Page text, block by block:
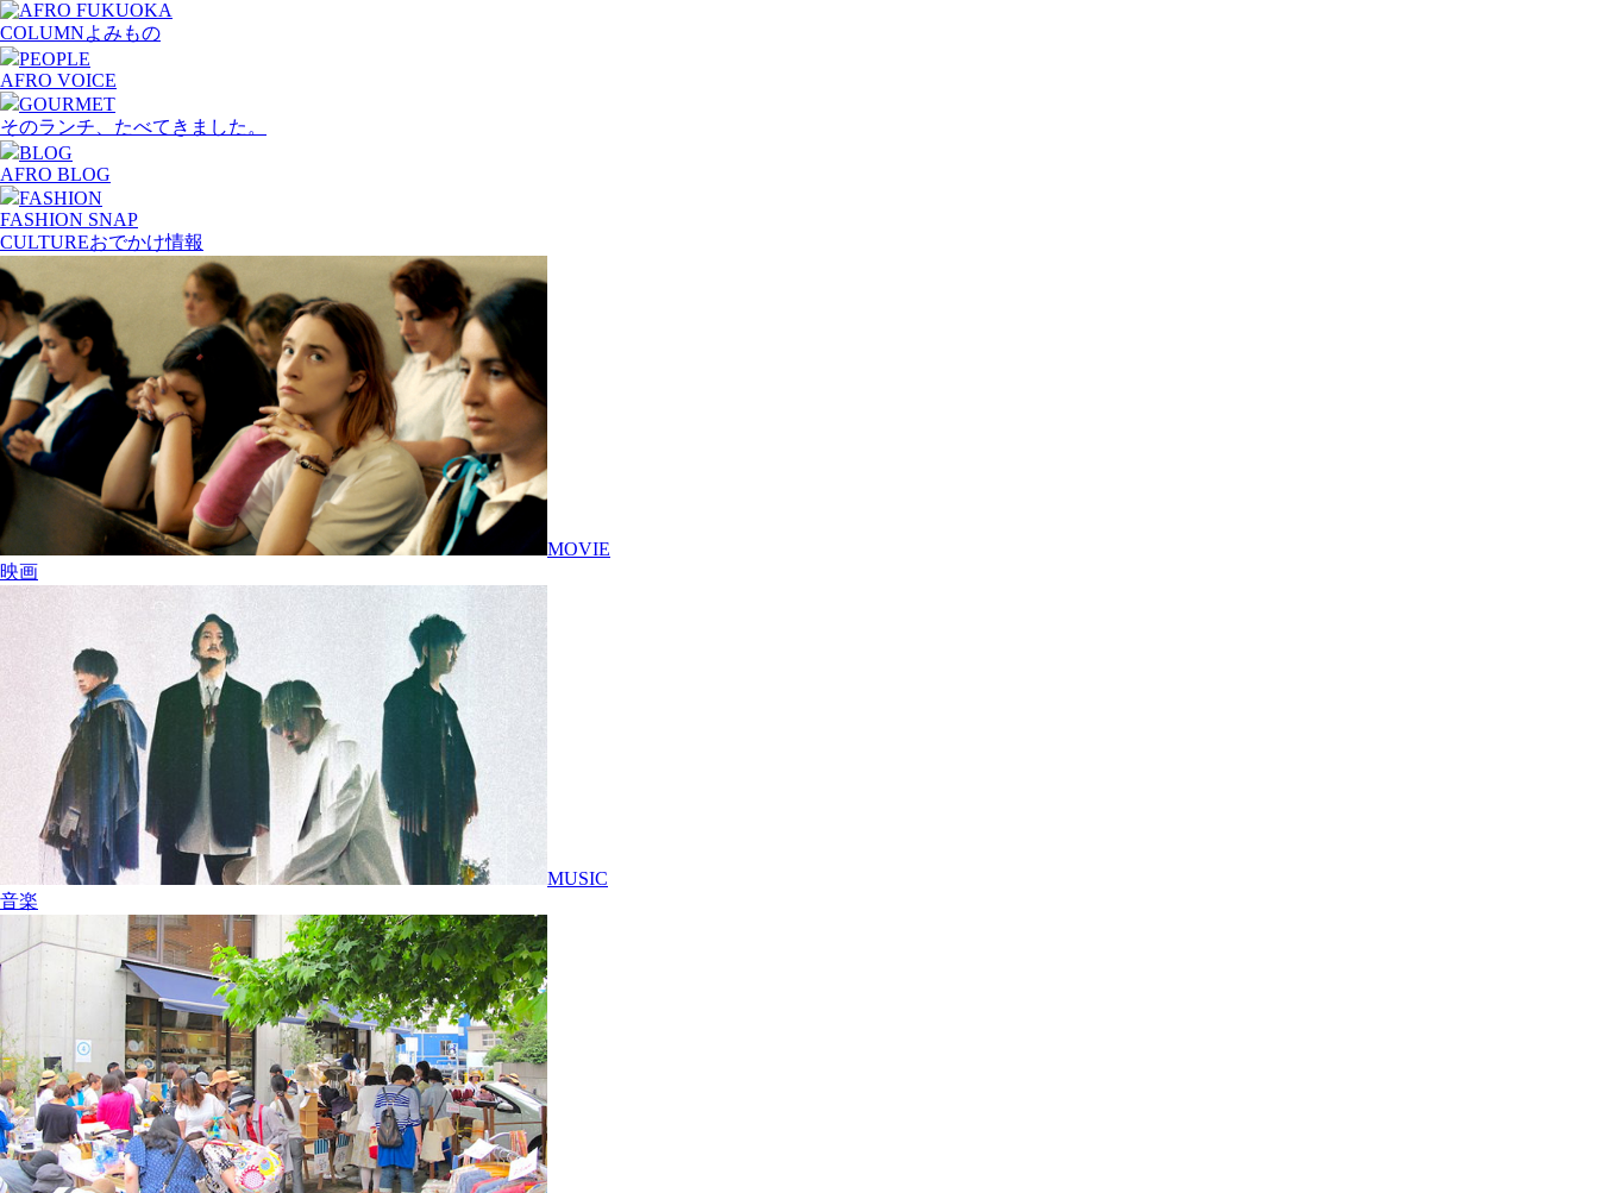
COLUMNよみもの
PEOPLE
AFRO VOICE
GOURMET
そのランチ、たべてきました。
BLOG
AFRO BLOG
FASHION
FASHION SNAP
CULTUREおでかけ情報
MOVIE
映画
MUSIC
音楽